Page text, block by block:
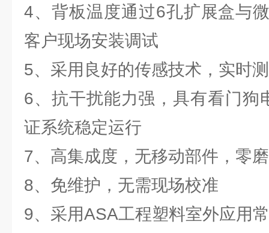
4、背板温度通过6孔扩展盒与
客户现场安装调试
5、采用良好的传感技术，实时
6、抗干扰能力强，具有看门狗
证系统稳定运行
7、高集成度，无移动部件，零
8、免维护，无需现场校准
9、采用ASA工程塑料室外应用